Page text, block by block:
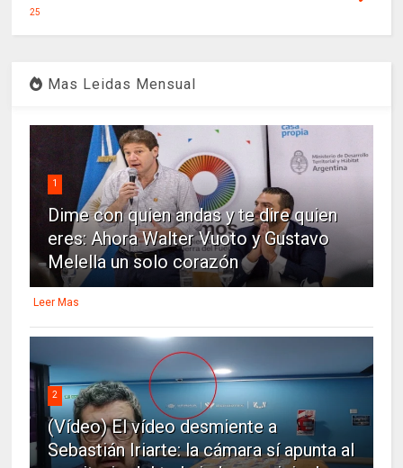
25
Mas Leidas Mensual
1
Dime con quien andas y te dire quien
eres: Ahora Walter Vuoto y Gustavo
Melella un solo corazón
Leer Mas
2
(Vídeo) El vídeo desmiente a
Sebastián Iriarte: la cámara sí apunta al